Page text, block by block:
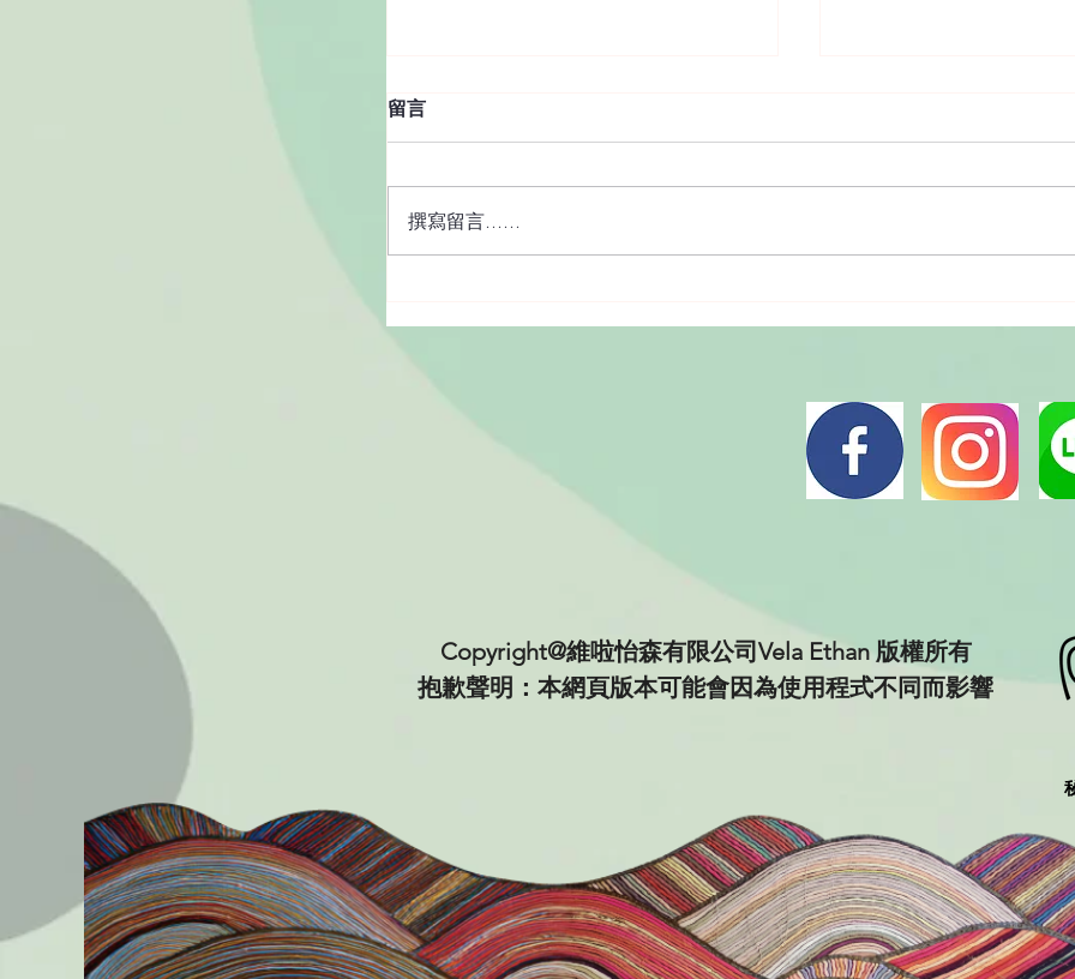
留言
撰寫留言......
Copyright@維啦怡森有限公司Vela Ethan 版權所有
抱歉聲明：本網頁版本可能會因為使用程式不同而影響